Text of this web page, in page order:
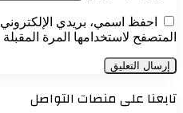
احفظ اسمي، بريدي
المتصفح لاستخدامها المرة
تابعنا على منصات التواصل